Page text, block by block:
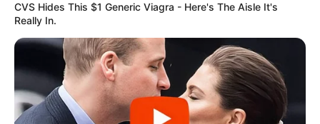
CVS Hides This $1 Generic Viagra - Here's The Aisle It's
Really In.